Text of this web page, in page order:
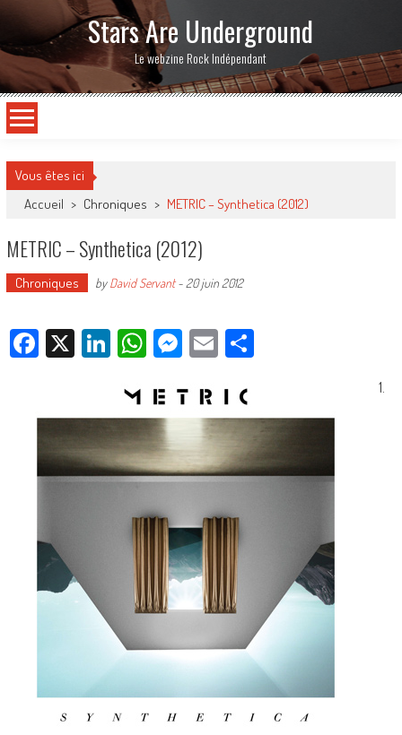
Stars Are Underground
Le webzine Rock Indépendant
Vous êtes ici
Accueil > Chroniques > METRIC – Synthetica (2012)
METRIC – Synthetica (2012)
Chroniques byDavid Servant- 20 juin 2012
Facebook
X LinkedIn
WhatsApp
Messenger
EmailPartager
1.